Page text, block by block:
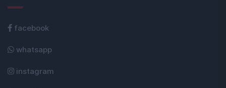
facebook
whatsapp
instagram